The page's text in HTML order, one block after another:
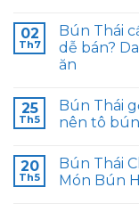
02
Th7
Bún Thái
dễ bán?
ăn
25
Th5
Bún Thái
nên tô
20
Th5
Bún Thái
Món Bún